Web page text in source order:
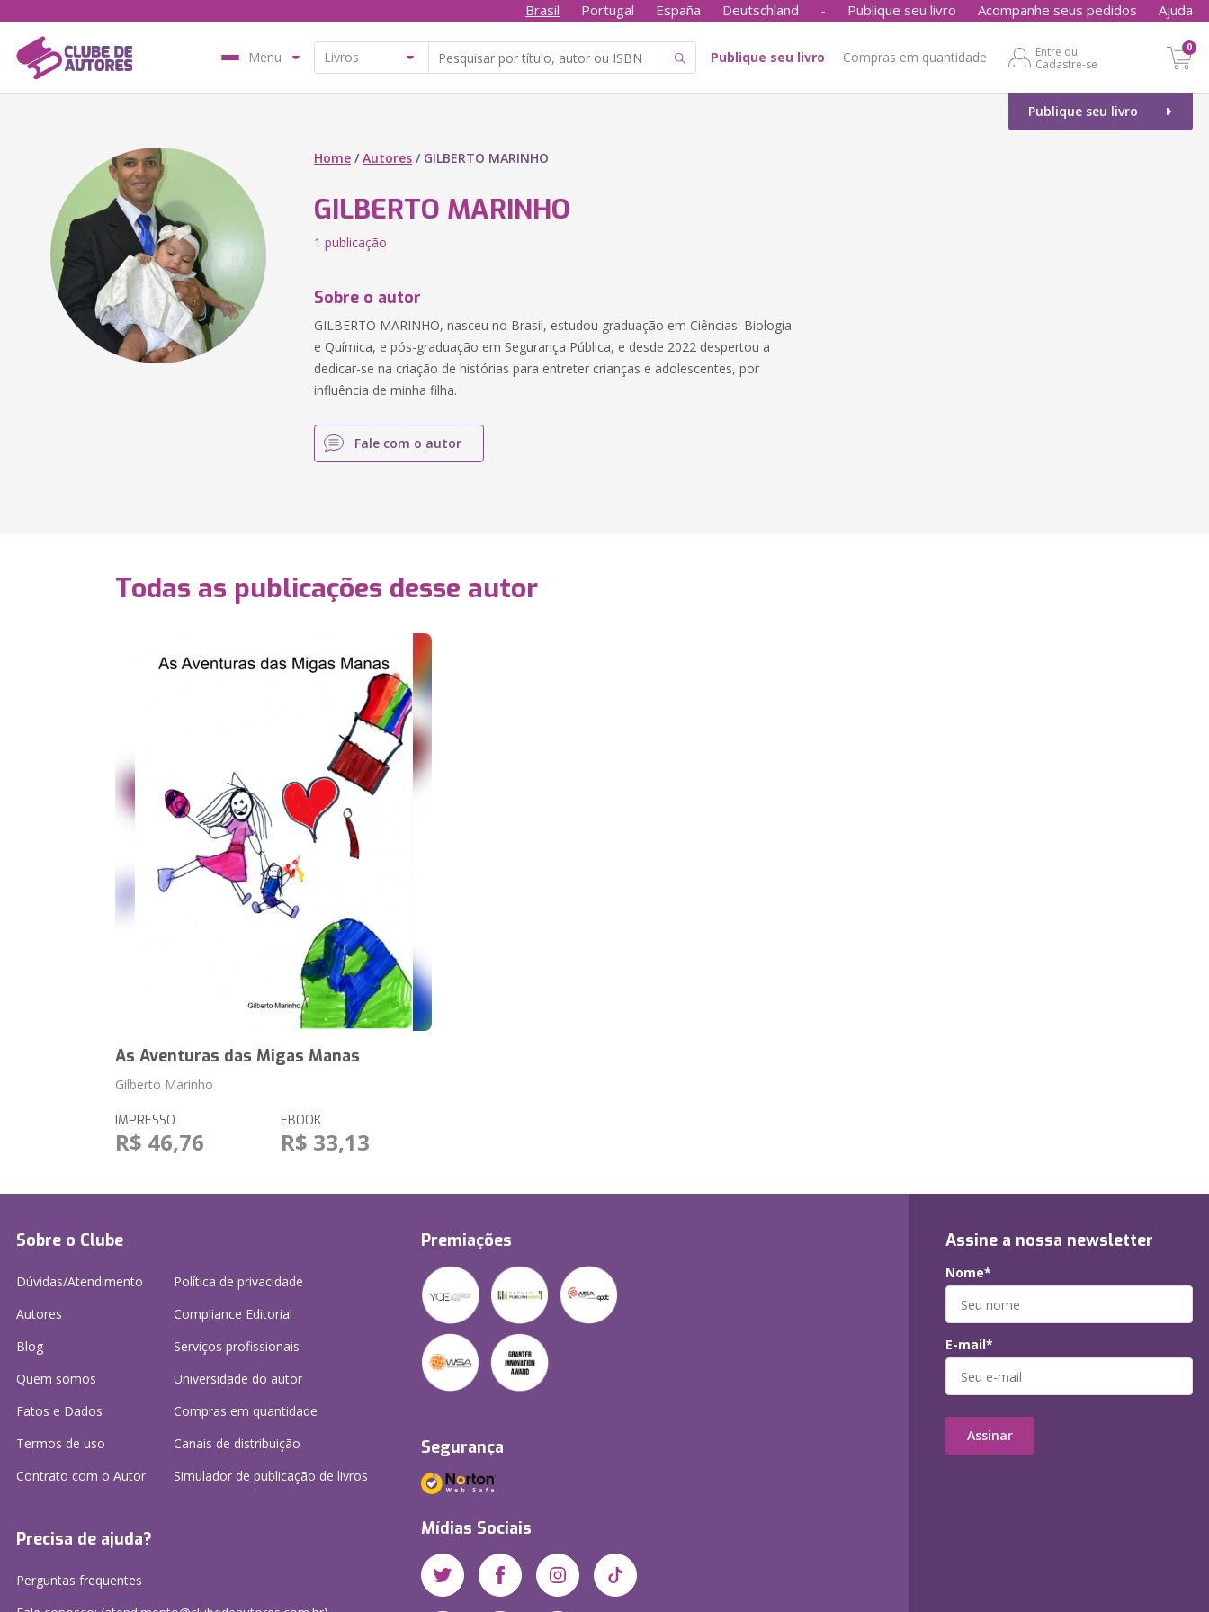
Brasil Portugal España Deutschland - Publique seu livro Acompanhe seus pedidos Ajuda
Menu Publique seu livro Compras em quantidade
Entre ou
Cadastre-se
0
Publique seu livro
Home /Autores / GILBERTO MARINHO
GILBERTO MARINHO
1 publicação
Sobre o autor
GILBERTO MARINHO, nasceu no Brasil, estudou graduação em Ciências: Biologia
e Química, e pós-graduação em Segurança Pública, e desde 2022 despertou a
dedicar-se na criação de histórias para entreter crianças e adolescentes, por
influência de minha filha.
Fale com o autor
Todas as publicações desse autor
As Aventuras das Migas Manas
Gilberto Marinho
IMPRESSO
R$ 46,76
EBOOK
R$ 33,13
Sobre o Clube
Dúvidas/Atendimento
Autores
Blog
Quem somos
Fatos e Dados
Termos de uso
Contrato com o Autor
Política de privacidade
Compliance Editorial
Serviços profissionais
Universidade do autor
Compras em quantidade
Canais de distribuição
Simulador de publicação de livros
Precisa de ajuda?
Perguntas frequentes
Premiações
Segurança
Mídias Sociais
Assine a nossa newsletter
Nome*
E-mail*
Assinar